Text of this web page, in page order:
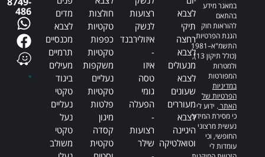
במאגר מידע
בהתאם
להוראות חוק
הגנת הפרטיות,
התשמ"א–1981
(כולל תיקון 13),
ולמטרות
המפורטות
במדיניות
הפרטיות של
האתר. ידוע לי
כי מסירת המידע
נעשית מרצוני
החופשי, וכי
עומדות לי
לצבא
תיקי
רחצה
לצבא
מנעולים
לצבא
שעונים
מעוררים
לצבא
היגיינה
וטואלטיקה
רצועות
לנשק
איזולירבנד
-
איזו
טסה
גומי
הפעלה
-
רצועות
שילר
חולצות
טקטיות
כפפות
טקטיות
משקפות
נעליים
טקטיות
פלטות
מיגון
קסדה
טקטית
מדים
לצבא
מכנסיים
תרמיים
מעילים
ביגוד
טקטי
נעליים
נעל
טקטי
משולב
486